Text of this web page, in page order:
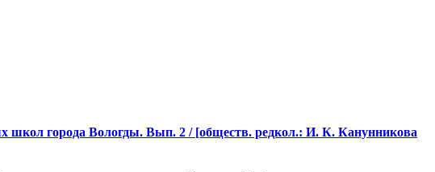
школ города Вологды. Вып. 2 / [обществ. редкол.: И. К. Канунникова